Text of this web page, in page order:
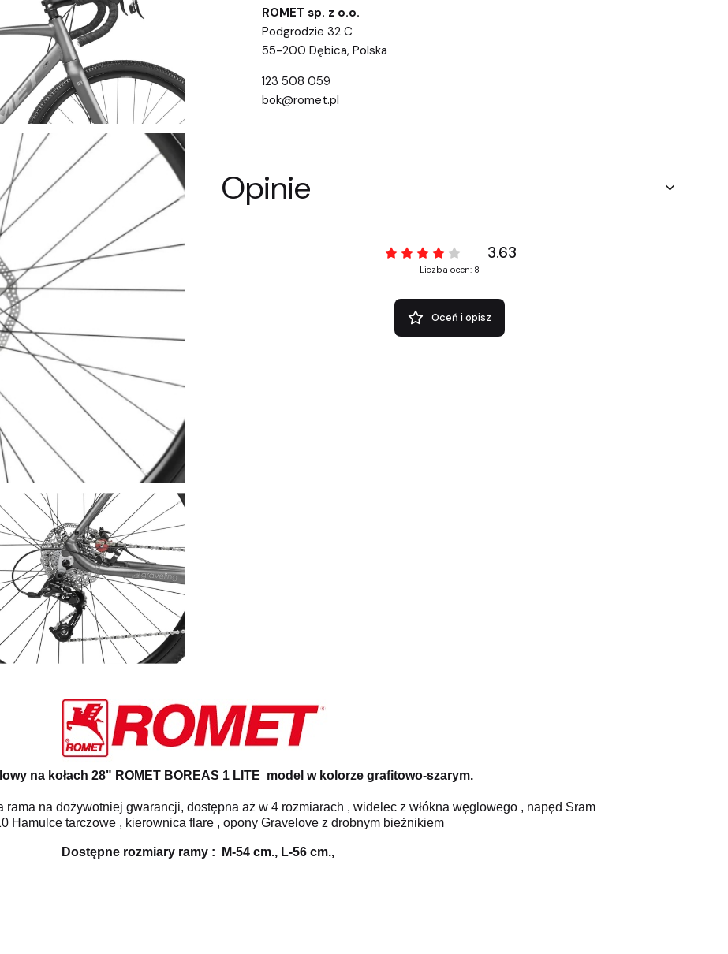
ROMET sp. z o.o.
Podgrodzie 32 C
55-200 Dębica, Polska
123 508 059
bok@romet.pl
Opinie
3.63
Liczba ocen: 8
Oceń i opisz
na kołach 28" ROMET BOREAS 1 LITE model w kolorze grafitowo-szarym.
na dożywotniej gwarancji, dostępna aż w 4 rozmiarach , widelec z włókna węglowego , napęd Sram
Hamulce tarczowe , kierownica flare , opony Gravelove z drobnym bieżnikiem
Dostępne rozmiary ramy : M-54 cm., L-56 cm.,